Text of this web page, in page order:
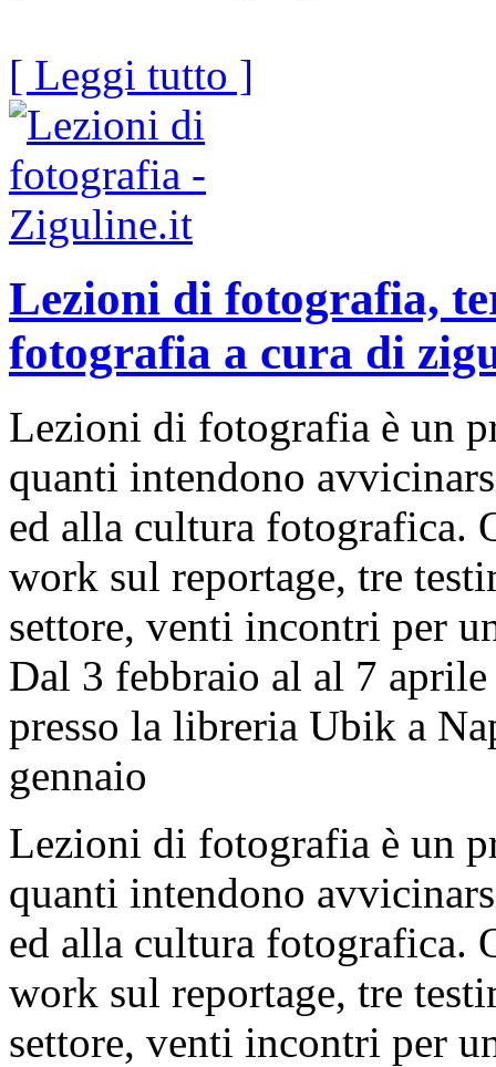
[ Leggi tutto ]
Lezioni di fotografia,
fotografia a cura di
Lezioni di fotografia è un
quanti intendono
ed alla cultura fotografica.
work sul reportage, tre
settore, venti incontri per
Dal 3 febbraio al al 7
presso la libreria Ubik a
gennaio
Lezioni di fotografia è un
quanti intendono
ed alla cultura fotografica.
work sul reportage, tre
settore, venti incontri per